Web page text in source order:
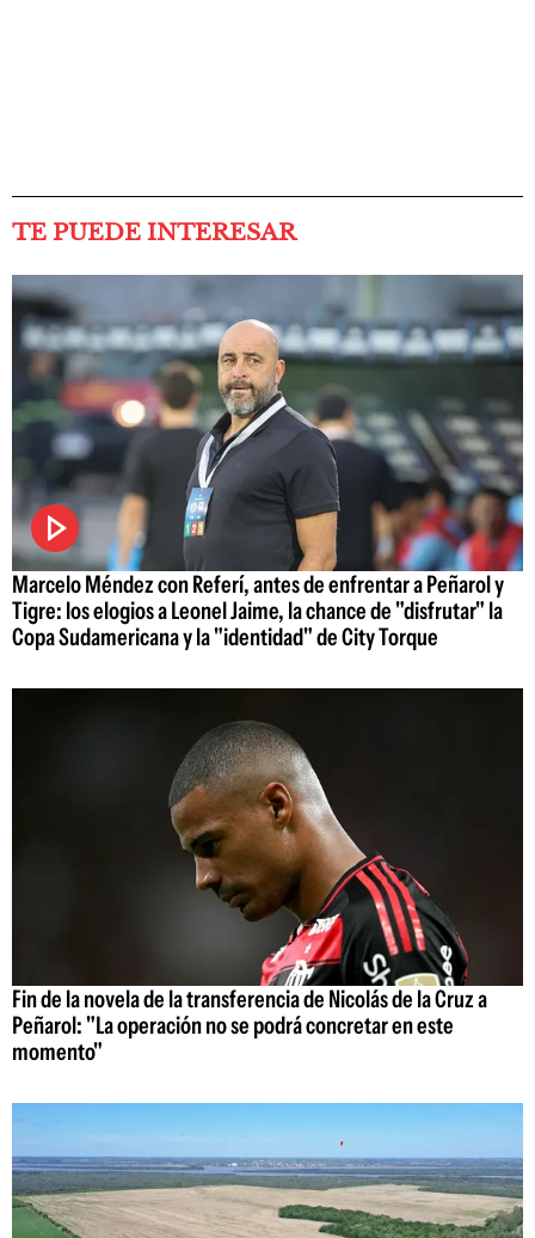
TE PUEDE INTERESAR
Marcelo Méndez con Referí, antes de enfrentar a Peñarol y
Tigre: los elogios a Leonel Jaime, la chance de "disfrutar" la
Copa Sudamericana y la "identidad" de City Torque
Fin de la novela de la transferencia de Nicolás de la Cruz a
Peñarol: "La operación no se podrá concretar en este
momento"